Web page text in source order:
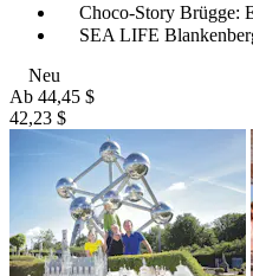
Choco-Story Brügge:
SEA LIFE
Neu
Ab 44,45 $
42,23 $